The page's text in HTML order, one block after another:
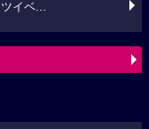
イベ...